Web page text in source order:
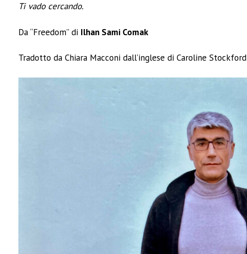
Ti vado cercando.
Da “Freedom” di Ilhan Sami Comak
Tradotto da Chiara Macconi dall’inglese di Caroline Stockford